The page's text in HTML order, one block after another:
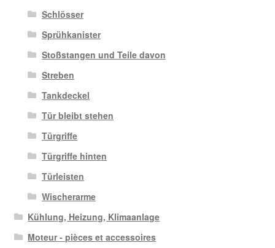
Schlösser
Sprühkanister
Stoßstangen und Teile davon
Streben
Tankdeckel
Tür bleibt stehen
Türgriffe
Türgriffe hinten
Türleisten
Wischerarme
Kühlung, Heizung, Klimaanlage
Moteur - pièces et accessoires